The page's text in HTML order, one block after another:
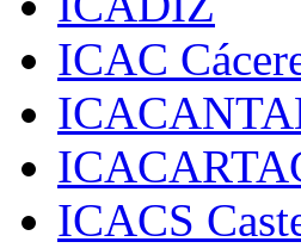
ICAC
ICACS